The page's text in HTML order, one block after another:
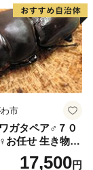
市
ガタペア♂７０
お任せ 生き物生
17,500円